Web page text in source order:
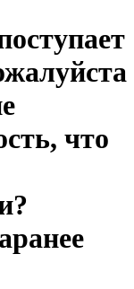
что